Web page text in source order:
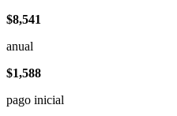
$8,541
anual
$1,588
pago inicial